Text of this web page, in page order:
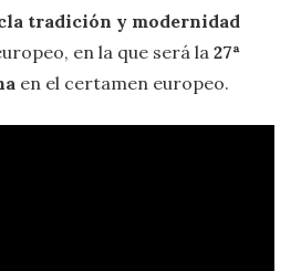
tradición y modernidad
en la que será la 27ª
en el certamen europeo.